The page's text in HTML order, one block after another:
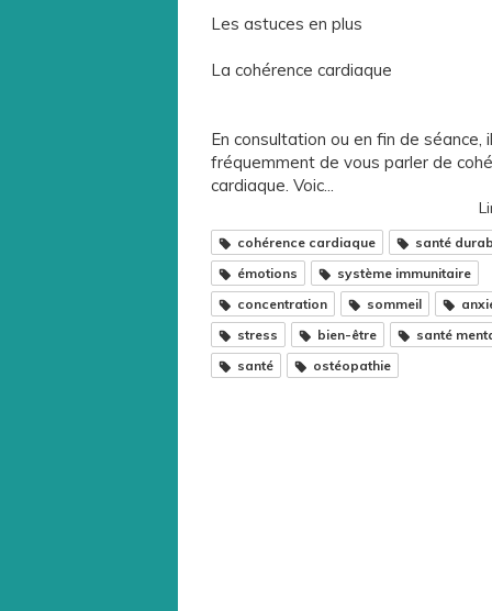
Les astuces en plus
La cohérence cardiaque
En consultation ou en fin de séance,
fréquemment de vous parler de
cardiaque. Voic...
cohérence cardiaque
santé
émotions
système immunitaire
concentration
sommeil
stress
bien-être
santé
santé
ostéopathie